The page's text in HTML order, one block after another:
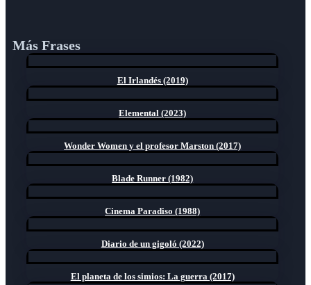
Más Frases
El Irlandés (2019)
Elemental (2023)
Wonder Women y el profesor Marston (2017)
Blade Runner (1982)
Cinema Paradiso (1988)
Diario de un gigoló (2022)
El planeta de los simios: La guerra (2017)